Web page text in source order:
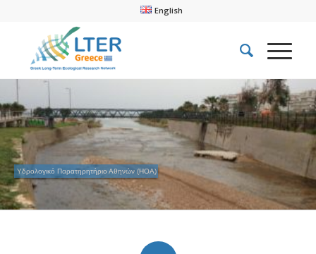
English
Υδρολογικό Παρατηρητήριο Αθηνών (HOA)